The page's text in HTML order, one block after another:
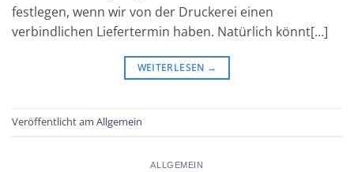
festlegen, wenn wir von der Druckerei einen
verbindlichen Liefertermin haben. Natürlich könnt[…]
WEITERLESEN →
Veröffentlicht am Allgemein
ALLGEMEIN